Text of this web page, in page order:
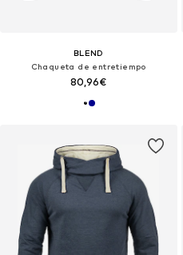
BLEND
Chaqueta de entretiempo
80,96€